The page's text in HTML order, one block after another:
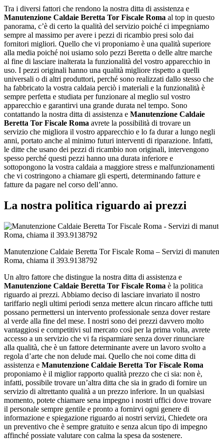
Tra i diversi fattori che rendono la nostra ditta di assistenza e
Manutenzione Caldaie Beretta Tor Fiscale Roma al top in questo
panorama, c’è di certo la qualità del servizio poiché ci impegniamo
sempre al massimo per avere i pezzi di ricambio presi solo dai
fornitori migliori. Quello che vi proponiamo è una qualità superiore
alla media poiché noi usiamo solo pezzi Beretta o delle altre marche
al fine di lasciare inalterata la funzionalità del vostro apparecchio in
uso. I pezzi originali hanno una qualità migliore rispetto a quelli
universali o di altri produttori, perché sono realizzati dallo stesso che
ha fabbricato la vostra caldaia perciò i materiali e la funzionalità è
sempre perfetta e studiata per funzionare al meglio sul vostro
apparecchio e garantirvi una grande durata nel tempo. Sono
contattando la nostra ditta di assistenza e Manutenzione Caldaie
Beretta Tor Fiscale Roma avrete la possibilità di trovare un
servizio che migliora il vostro apparecchio e lo fa durar a lungo negli
anni, portato anche al minimo futuri interventi di riparazione. Infatti,
le ditte che usano dei pezzi di ricambio non originali, intervengono
spesso perché questi pezzi hanno una durata inferiore e
sottopongono la vostra caldaia a maggiore stress e malfunzionamenti
che vi costringono a chiamare gli esperti, determinando fatture e
fatture da pagare nel corso dell’anno.
La nostra politica riguardo ai prezzi
Manutenzione Caldaie Beretta Tor Fiscale Roma – Servizi di
Roma, chiama il 393.9138792
Un altro fattore che distingue la nostra ditta di assistenza e
Manutenzione Caldaie Beretta Tor Fiscale Roma è la politica
riguardo ai prezzi. Abbiamo deciso di lasciare invariato il nostro
tariffario negli ultimi periodi senza mettere alcun rincaro affiche tutti
possano permettersi un intervento professionale senza dover restare
al verde alla fine del mese. I nostri sono dei prezzi davvero molto
vantaggiosi e competitivi sul mercato così per la prima volta, avrete
accesso a un servizio che vi fa risparmiare senza dover rinunciare
alla qualità, che è un fattore determinante avere un lavoro svolto a
regola d’arte che non delude mai. Quello che noi come ditta di
assistenza e Manutenzione Caldaie Beretta Tor Fiscale Roma
proponiamo è il miglior rapporto qualità prezzo che ci sia: non è,
infatti, possibile trovare un’altra ditta che sia in grado di fornire un
servizio di altrettanto qualità a un prezzo inferiore. In un qualsiasi
momento, potete chiamare sena impegno i nostri uffici dove trovare
il personale sempre gentile e pronto a fornirvi ogni genere di
informazione e spiegazione riguardo ai nostri servizi, Chiedete ora
un preventivo che è sempre gratuito e senza alcun tipo di impegno
affinché possiate valutare con calma la spesa da sostenere.